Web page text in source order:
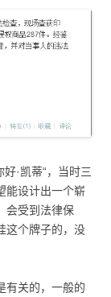
·凯蒂“，当时三
能设计出一个崭
会受到法律保
这个牌子的，没
有关的，一般的